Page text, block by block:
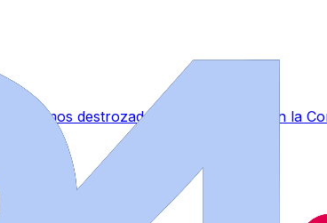
estamos destrozados”: la conmoción en la